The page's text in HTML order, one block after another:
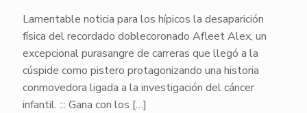
Lamentable noticia para los hípicos la desaparición
física del recordado doblecoronado Afleet Alex, un
excepcional purasangre de carreras que llegó a la
cúspide como pistero protagonizando una historia
conmovedora ligada a la investigación del cáncer
infantil. ::: Gana con los […]